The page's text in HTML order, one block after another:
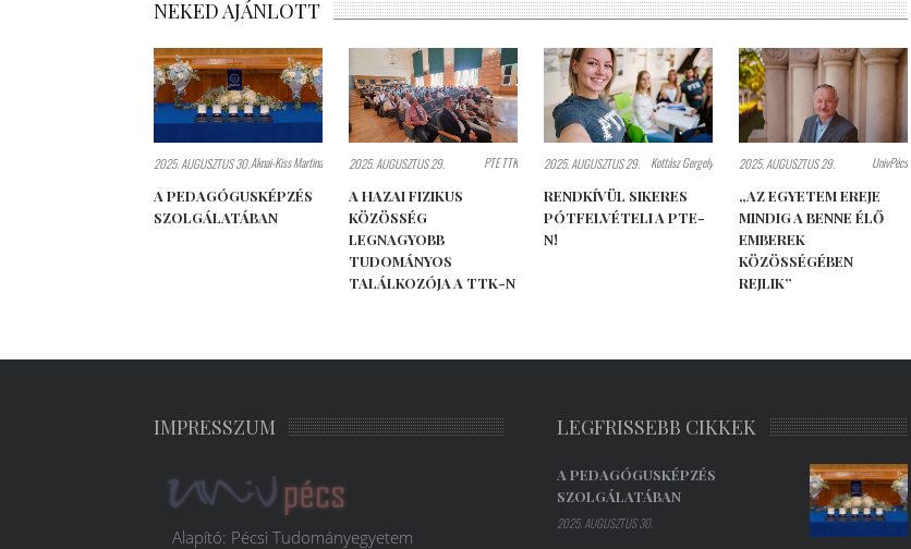
NEKED AJÁNLOTT
2025. AUGUSZTUS 30.Aknai-Kiss Martina
A PEDAGÓGUSKÉPZÉS
SZOLGÁLATÁBAN
2025. AUGUSZTUS 29. PTE TTK
A HAZAI FIZIKUS
KÖZÖSSÉG
LEGNAGYOBB
TUDOMÁNYOS
TALÁLKOZÓJA A TTK-N
2025. AUGUSZTUS 29. Kottász Gergely
RENDKÍVÜL SIKERES
PÓTFELVÉTELI A PTE-
N!
2025. AUGUSZTUS 29. UnivPécs
„AZ EGYETEM EREJE
MINDIG A BENNE ÉLŐ
EMBEREK
KÖZÖSSÉGÉBEN
REJLIK”
IMPRESSZUM
Alapító: Pécsi Tudományegyetem
LEGFRISSEBB CIKKEK
A PEDAGÓGUSKÉPZÉS
SZOLGÁLATÁBAN
2025. AUGUSZTUS 30.